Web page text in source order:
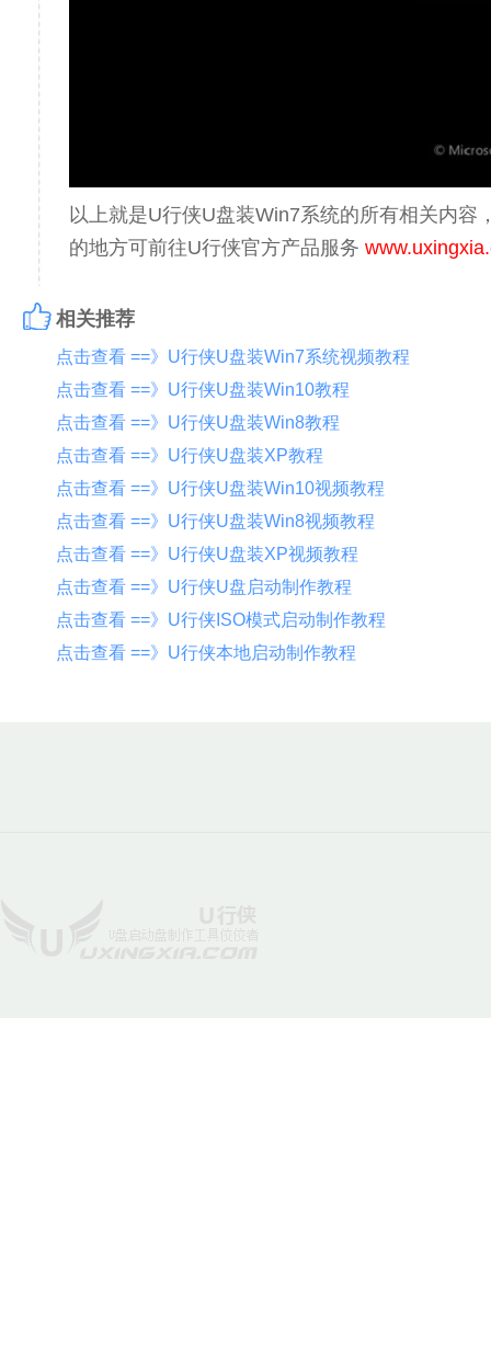
以上就是U行侠U盘装Win7系统的所有相关内
的地方可前往U行侠官方产品服务
相关推荐
点击查看 ==》U行侠U盘装Win7系统视频教程
点击查看 ==》U行侠U盘装Win10教程
点击查看 ==》U行侠U盘装Win8教程
点击查看 ==》U行侠U盘装XP教程
点击查看 ==》U行侠U盘装Win10视频教程
点击查看 ==》U行侠U盘装Win8视频教程
点击查看 ==》U行侠U盘装XP视频教程
点击查看 ==》U行侠U盘启动制作教程
点击查看 ==》U行侠ISO模式启动制作教程
点击查看 ==》U行侠本地启动制作教程